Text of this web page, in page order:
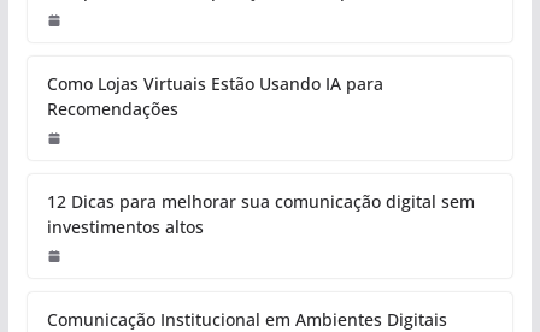
Como Lojas Virtuais Estão Usando IA para
Recomendações
12 Dicas para melhorar sua comunicação digital sem
investimentos altos
Comunicação Institucional em Ambientes Digitais